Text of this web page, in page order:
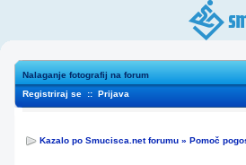
Nalaganje fotografij na forum
Registriraj se :: Prijava
Kazalo po Smucisca.net forumu » Pomoč